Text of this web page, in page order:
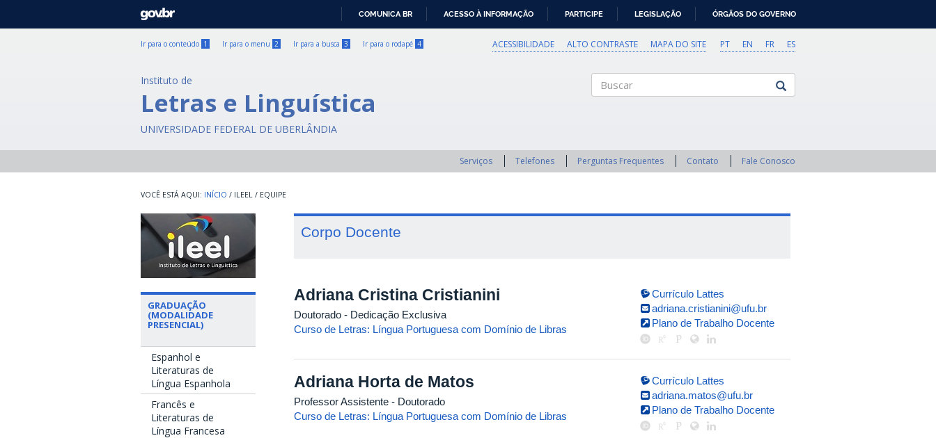
GOVBR
COMUNICA BR ACESSO À INFORMAÇÃO PARTICIPE LEGISLAÇÃO ÓRGÃOS DO GOVERNO
Ir para o conteúdo 1 Ir para o menu 2 Ir para a busca 3 Ir para o rodapé 4 PT EN FR ES
ACESSIBILIDADE ALTO CONTRASTE MAPA DO SITE
Instituto de
Letras e Linguística
UNIVERSIDADE FEDERAL DE UBERLÂNDIA
Serviços Telefones Perguntas Frequentes Contato Fale Conosco
INÍCIO / ILEEL / EQUIPE
GRADUAÇÃO
(MODALIDADE
PRESENCIAL)
Espanhol e
Literaturas de
Língua Espanhola
Francês e
Literaturas de
Língua Francesa
Corpo Docente
Adriana Cristina Cristianini
Doutorado - Dedicação Exclusiva
Curso de Letras: Língua Portuguesa com Domínio de Libras
Currículo Lattes
adriana.cristianini@ufu.br
Plano de Trabalho Docente
Adriana Horta de Matos
Professor Assistente - Doutorado
Curso de Letras: Língua Portuguesa com Domínio de Libras
Currículo Lattes
adriana.matos@ufu.br
Plano de Trabalho Docente